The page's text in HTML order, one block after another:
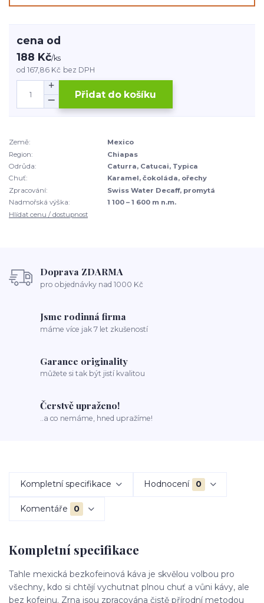
cena od
188 Kč/ks
od167,86 Kč bez DPH
Přidat do košíku
Země:
Mexico
Region:
Chiapas
Odrůda:
Caturra, Catucai, Typica
Chuť:
Karamel, čokoláda, ořechy
Zpracování:
Swiss Water Decaff, promytá
Nadmořská výška:
1 100 – 1 600 m n.m.
Hlídat cenu / dostupnost
Doprava ZDARMA
pro objednávky nad 1000 Kč
Jsme rodinná firma
máme více jak 7 let zkušeností
Garance originality
můžete si tak být jistí kvalitou
Čerstvě upraženo!
..a co nemáme, hned upražíme!
Kompletní specifikace Hodnocení 0
Komentáře 0
Kompletní specifikace
Tahle mexická bezkofeinová káva je skvělou volbou pro
všechny, kdo si chtějí vychutnat plnou chuť a vůni kávy, ale
bez kofeinu. Zrna jsou zpracována čistě přírodní metodou